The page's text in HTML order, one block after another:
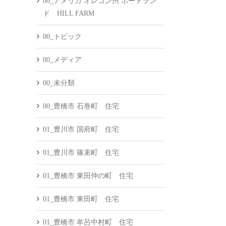
ド HILL FARM
00_トピック
00_メディア
00_未分類
00_豊橋市 石巻町 住宅
01_豊川市 国府町 住宅
01_豊川市 篠束町 住宅
01_豊橋市 東田仲の町 住宅
01_豊橋市 東田町 住宅
01_豊橋市 牟呂中村町 住宅